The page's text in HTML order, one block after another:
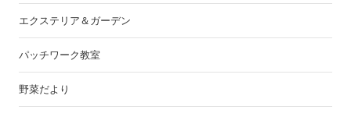
エクステリア＆ガーデン
パッチワーク教室
野菜だより